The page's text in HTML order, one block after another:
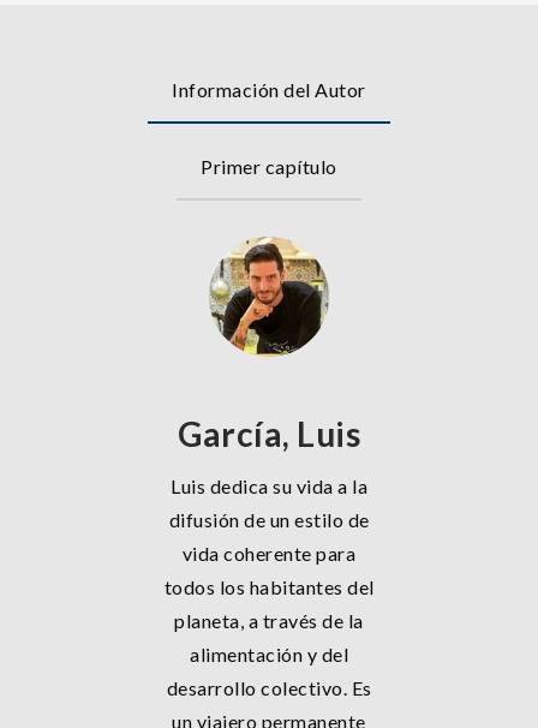
Información del Autor
Primer capítulo
García, Luis
Luis dedica su vida a la
difusión de un estilo de
vida coherente para
todos los habitantes del
planeta, a través de la
alimentación y del
desarrollo colectivo. Es
un viajero permanente